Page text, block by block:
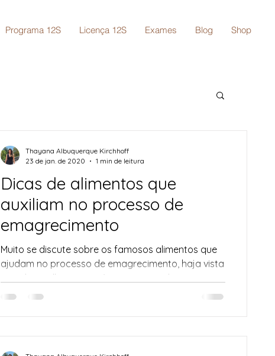
Programa 12S Licença 12S Exames Blog Shop
Dicas de alimentos que
auxiliam no processo de
emagrecimento
Muito se discute sobre os famosos alimentos que
ajudam no processo de emagrecimento, haja vista
que eles melhoram o trânsito intestinal,...
Thayana Albuquerque Kirchhoff
23 de jan. de 2020
1 min de leitura